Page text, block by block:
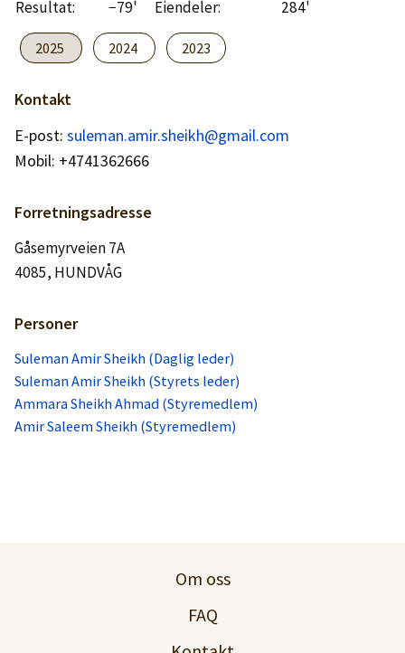
Resultat:
−79' Eiendeler: 284'
2025 2024 2023
Kontakt
E-post: suleman.amir.sheikh@gmail.com
Mobil: +4741362666
Forretningsadresse
Gåsemyrveien 7A
4085, HUNDVÅG
Personer
Suleman Amir Sheikh (Daglig leder)
Suleman Amir Sheikh (Styrets leder)
Ammara Sheikh Ahmad (Styremedlem)
Amir Saleem Sheikh (Styremedlem)
Om oss
FAQ